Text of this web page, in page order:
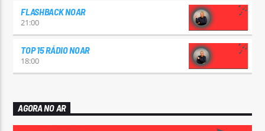
FLASHBACK NOAR
21:00
TOP 15 RÁDIO NOAR
18:00
AGORA NO AR